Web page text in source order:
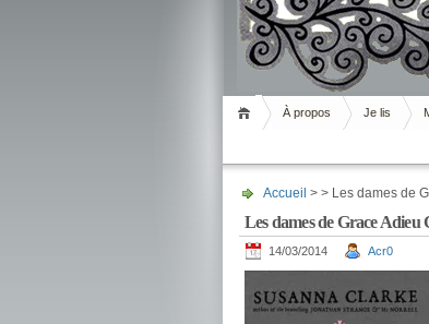
Livrement
À propos Je lis
Accueil > > Les dames de
Les dames de Grace
14/03/2014 Acr0